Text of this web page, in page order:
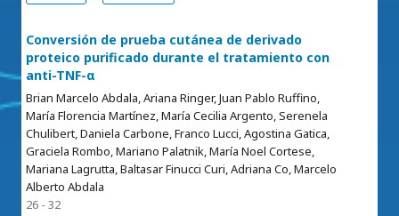
Conversión de prueba cutánea de derivado
proteico purificado durante el tratamiento con
anti-TNF-α
Brian Marcelo Abdala, Ariana Ringer, Juan Pablo Ruffino,
María Florencia Martínez, María Cecilia Argento, Serenela
Chulibert, Daniela Carbone, Franco Lucci, Agostina Gatica,
Graciela Rombo, Mariano Palatnik, María Noel Cortese,
Mariana Lagrutta, Baltasar Finucci Curi, Adriana Co, Marcelo
Alberto Abdala
26 - 32